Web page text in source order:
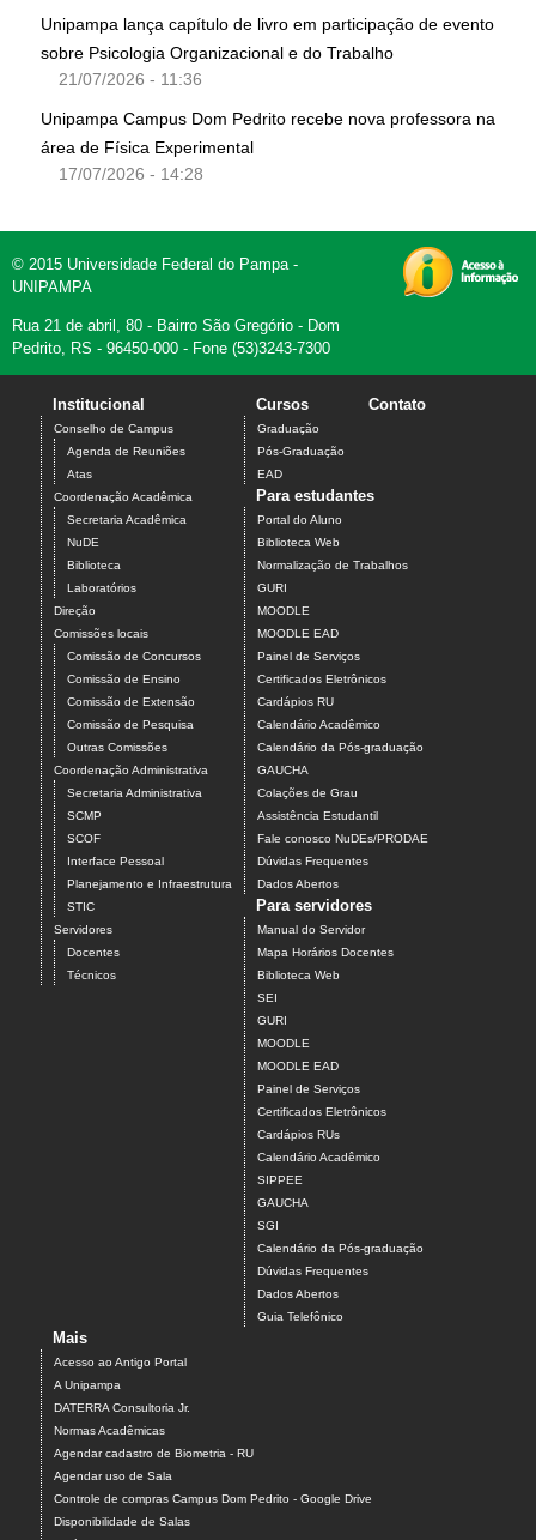
Unipampa lança capítulo de livro em participação de evento
sobre Psicologia Organizacional e do Trabalho
21/07/2026 - 11:36
Unipampa Campus Dom Pedrito recebe nova professora na
área de Física Experimental
17/07/2026 - 14:28
© 2015 Universidade Federal do Pampa -
UNIPAMPA
Rua 21 de abril, 80 - Bairro São Gregório - Dom
Pedrito, RS - 96450-000 - Fone (53)3243-7300
Institucional
Conselho de Campus
Agenda de Reuniões
Atas
Coordenação Acadêmica
Secretaria Acadêmica
NuDE
Biblioteca
Laboratórios
Direção
Comissões locais
Comissão de Concursos
Comissão de Ensino
Comissão de Extensão
Comissão de Pesquisa
Outras Comissões
Coordenação Administrativa
Secretaria Administrativa
SCMP
SCOF
Interface Pessoal
Planejamento e Infraestrutura
STIC
Servidores
Docentes
Técnicos
Cursos
Graduação
Pós-Graduação
EAD
Contato
Para estudantes
Portal do Aluno
Biblioteca Web
Normalização de Trabalhos
GURI
MOODLE
MOODLE EAD
Painel de Serviços
Certificados Eletrônicos
Cardápios RU
Calendário Acadêmico
Calendário da Pós-graduação
GAUCHA
Colações de Grau
Assistência Estudantil
Fale conosco NuDEs/PRODAE
Dúvidas Frequentes
Dados Abertos
Para servidores
Manual do Servidor
Mapa Horários Docentes
Biblioteca Web
SEI
GURI
MOODLE
MOODLE EAD
Painel de Serviços
Certificados Eletrônicos
Cardápios RUs
Calendário Acadêmico
SIPPEE
GAUCHA
SGI
Calendário da Pós-graduação
Dúvidas Frequentes
Dados Abertos
Guia Telefônico
Mais
Acesso ao Antigo Portal
A Unipampa
DATERRA Consultoria Jr.
Normas Acadêmicas
Agendar cadastro de Biometria - RU
Agendar uso de Sala
Controle de compras Campus Dom Pedrito - Google Drive
Disponibilidade de Salas